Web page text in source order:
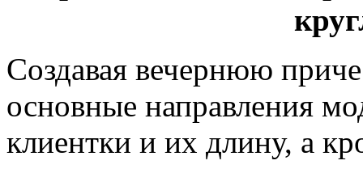
Создавая вечернюю
основные направления
клиентки и их длину, а